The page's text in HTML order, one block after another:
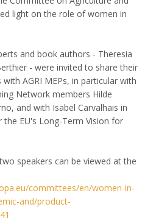
light on the role of women in
and book authors - Theresia
- were invited to share their
AGRI MEPs, in particular with
Network members Hilde
and with Isabel Carvalhais in
EU's Long-Term Vision for
speakers can be viewed at the
committees/en/women-in-
and/product-